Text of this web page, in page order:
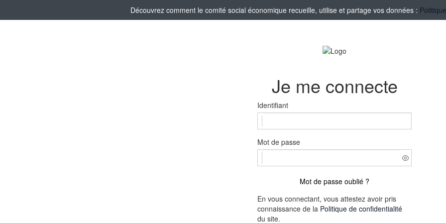
Découvrez comment le comité social économique recueille, utilise et partage vos données :
Je me connecte
Identifiant
Mot de passe
Mot de passe oublié ?
En vous connectant, vous attestez avoir pris
connaissance de la Politique de confidentialité
du site.